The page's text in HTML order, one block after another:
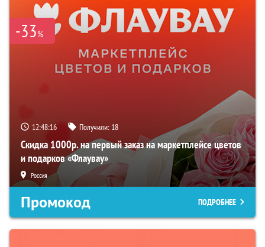
-33%
12:48:15 Получили: 18
Скидка 1000р. на первый заказ на маркетплейсе цветов
и подарков «Флаувау»
Россия
Промокод ПОДРОБНЕЕ